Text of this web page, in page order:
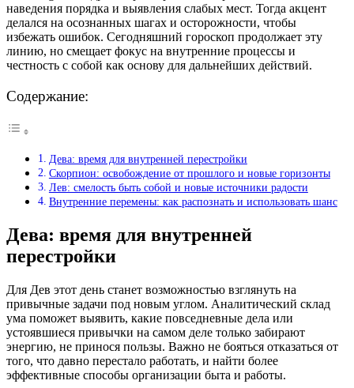
наведения порядка и выявления слабых мест. Тогда акцент
делался на осознанных шагах и осторожности, чтобы
избежать ошибок. Сегодняшний гороскоп продолжает эту
линию, но смещает фокус на внутренние процессы и
честность с собой как основу для дальнейших действий.
Содержание:
Дева: время для внутренней перестройки
Скорпион: освобождение от прошлого и новые горизонты
Лев: смелость быть собой и новые источники радости
Внутренние перемены: как распознать и использовать шанс
Дева: время для внутренней
перестройки
Для Дев этот день станет возможностью взглянуть на
привычные задачи под новым углом. Аналитический склад
ума поможет выявить, какие повседневные дела или
устоявшиеся привычки на самом деле только забирают
энергию, не принося пользы. Важно не бояться отказаться от
того, что давно перестало работать, и найти более
эффективные способы организации быта и работы.